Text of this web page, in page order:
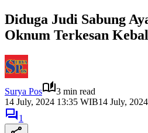
Diduga Judi Sabung
Oknum Terkesan
Surya Pos
3 min read
14 July, 2024 13:35 WIB14 July,
1